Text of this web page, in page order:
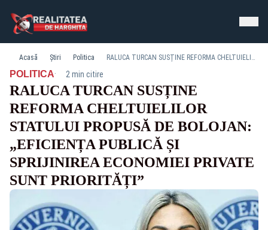
Acasă Știri Politica RALUCA TURCAN SUSȚINE REFORMA CHELTUIELILOR STATULUI PROPUSĂ DE BOLOJAN: „EFICIENȚA PUBLICĂ ȘI SPRIJINIREA ECONOMIEI PRIVATE SUNT PRIORITĂȚI”
POLITICA· 2 min citire
RALUCA TURCAN SUSȚINE
REFORMA CHELTUIELILOR
STATULUI PROPUSĂ DE BOLOJAN:
„EFICIENȚA PUBLICĂ ȘI
SPRIJINIREA ECONOMIEI PRIVATE
SUNT PRIORITĂȚI”